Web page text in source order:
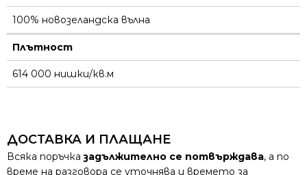
100% новозеландска вълна
Плътност
614 000 нишки/кв.м
ДОСТАВКА И ПЛАЩАНЕ
Всяка поръчказадължително се потвърждава, а по
време на разговора се уточнява и времето за